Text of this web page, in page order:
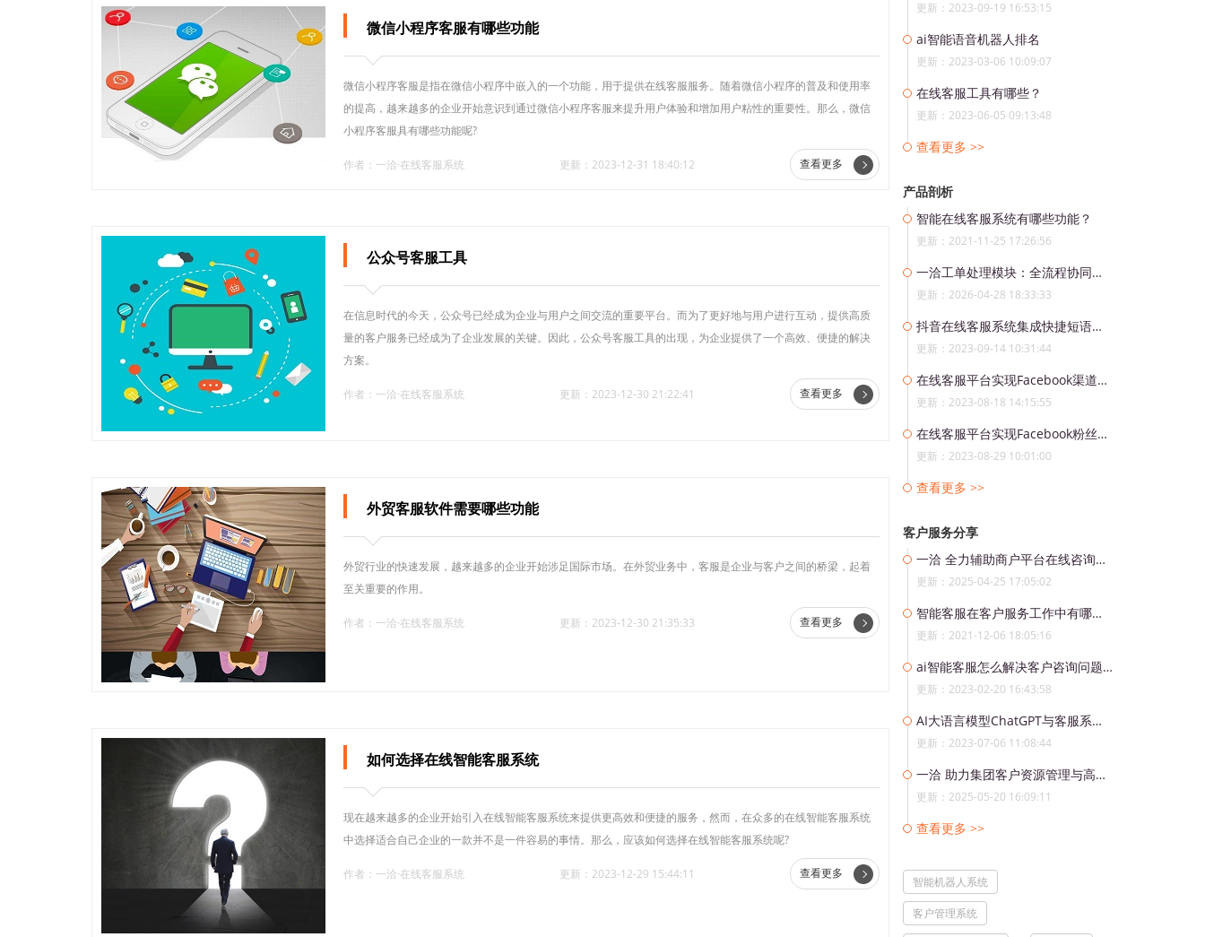
微信小程序客服有哪些功能
微信小程序客服是指在微信小程序中嵌入的一个功能，用于提供在线客服服务。随着微信小程序的普及和使用率
的提高，越来越多的企业开始意识到通过微信小程序客服来提升用户体验和增加用户粘性的重要性。那么，微信
小程序客服具有哪些功能呢?
作者：一洽·在线客服系统 更新：2023-12-31 18:40:12 查看更多
公众号客服工具
在信息时代的今天，公众号已经成为企业与用户之间交流的重要平台。而为了更好地与用户进行互动，提供高质
量的客户服务已经成为了企业发展的关键。因此，公众号客服工具的出现，为企业提供了一个高效、便捷的解决
方案。
作者：一洽·在线客服系统 更新：2023-12-30 21:22:41 查看更多
外贸客服软件需要哪些功能
外贸行业的快速发展，越来越多的企业开始涉足国际市场。在外贸业务中，客服是企业与客户之间的桥梁，起着
至关重要的作用。
作者：一洽·在线客服系统 更新：2023-12-30 21:35:33 查看更多
如何选择在线智能客服系统
现在越来越多的企业开始引入在线智能客服系统来提供更高效和便捷的服务，然而，在众多的在线智能客服系统
中选择适合自己企业的一款并不是一件容易的事情。那么，应该如何选择在线智能客服系统呢?
作者：一洽·在线客服系统 更新：2023-12-29 15:44:11 查看更多
更新：2023-09-19 16:53:15
ai智能语音机器人排名
更新：2023-03-06 10:09:07
在线客服工具有哪些？
更新：2023-06-05 09:13:48
查看更多 >>
产品剖析
智能在线客服系统有哪些功能？
更新：2021-11-25 17:26:56
一洽工单处理模块：全流程协同管理，让每一个工单高效闭环
更新：2026-04-28 18:33:33
抖音在线客服系统集成快捷短语和智能辅助工具
更新：2023-09-14 10:31:44
在线客服平台实现Facebook渠道的集中管理和快速响应
更新：2023-08-18 14:15:55
在线客服平台实现Facebook粉丝私聊消息实时回复和智能化处理
更新：2023-08-29 10:01:00
查看更多 >>
客户服务分享
一洽 全力辅助商户平台在线咨询解决方案
更新：2025-04-25 17:05:02
智能客服在客户服务工作中有哪些优势?
更新：2021-12-06 18:05:16
ai智能客服怎么解决客户咨询问题？
更新：2023-02-20 16:43:58
AI大语言模型ChatGPT与客服系统的完美结合
更新：2023-07-06 11:08:44
一洽 助力集团客户资源管理与高效运营解决方案
更新：2025-05-20 16:09:11
查看更多 >>
智能机器人系统
客户管理系统